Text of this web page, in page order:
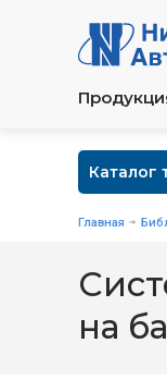
Каталог
Главная
на